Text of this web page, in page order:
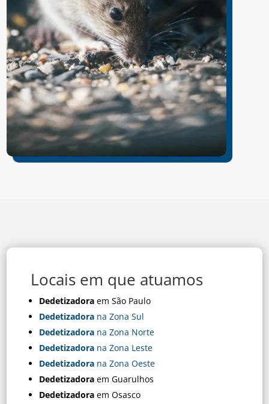
Locais em que atuamos
Dedetizadora em São Paulo
Dedetizadora na Zona Sul
Dedetizadora na Zona Norte
Dedetizadora na Zona Leste
Dedetizadora na Zona Oeste
Dedetizadora em Guarulhos
Dedetizadora em Osasco